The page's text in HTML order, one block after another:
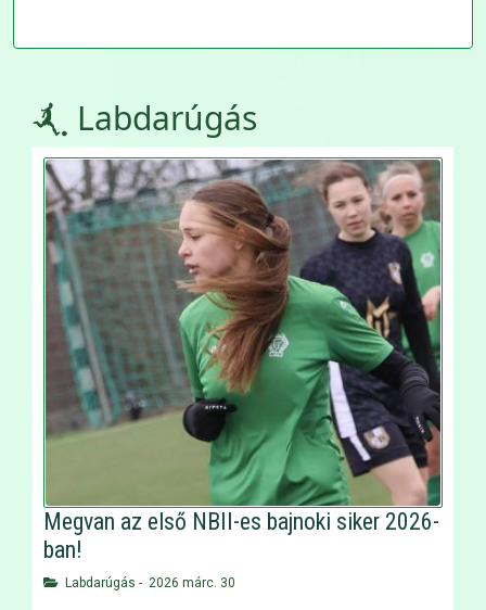
Labdarúgás
Megvan az első NBII-es bajnoki siker 2026-
ban!
Labdarúgás - 2026 márc. 30